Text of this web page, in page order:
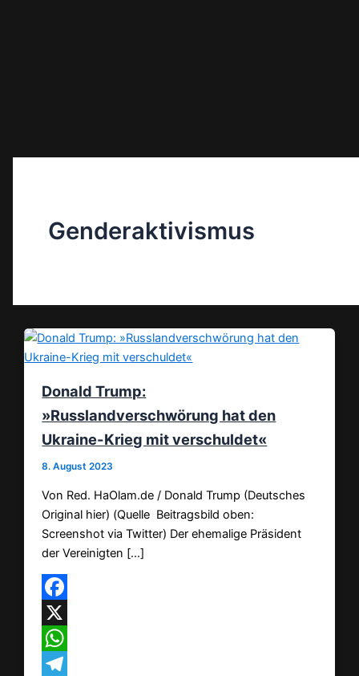
Genderaktivismus
Donald Trump:
»Russlandverschwörung hat den
Ukraine-Krieg mit verschuldet«
8. August 2023
Von Red. HaOlam.de / Donald Trump (Deutsches
Original hier) (Quelle Beitragsbild oben:
Screenshot via Twitter) Der ehemalige Präsident
der Vereinigten […]
Facebook
X
WhatsApp